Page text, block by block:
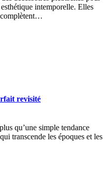
intemporelle. Elles
complètent…
revisité
qu’une simple tendance
transcende les époques et les